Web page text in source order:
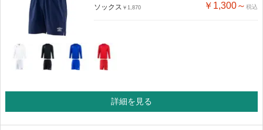
ソックス ￥1,870 ￥1,300～ 税込
詳細を見る